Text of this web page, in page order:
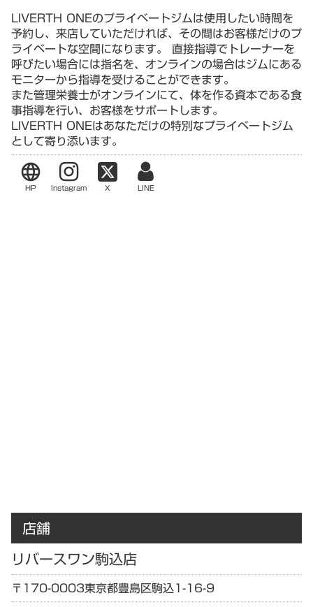
LIVERTH ONEのプライベートジムは使用したい時間を
予約し、来店していただければ、その間はお客様だけのプ
ライベートな空間になります。 直接指導でトレーナーを
呼びたい場合には指名を、オンラインの場合はジムにある
モニターから指導を受けることができます。
また管理栄養士がオンラインにて、体を作る資本である食
事指導を行い、お客様をサポートします。
LIVERTH ONEはあなただけの特別なプライベートジム
として寄り添います。
language
HP Instagram X LINE
店舗
リバースワン駒込店
〒170-0003東京都豊島区駒込1-16-9